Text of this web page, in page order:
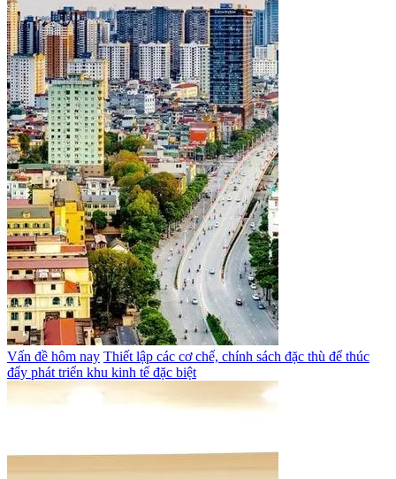
Vấn đề hôm nay Thiết lập các cơ chế, chính sách đặc thù để thúc
đẩy phát triển khu kinh tế đặc biệt